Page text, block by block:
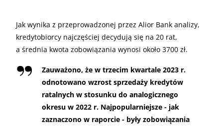
Jak wynika z przeprowadzonej przez Alior Bank analizy,
kredytobiorcy najczęściej decydują się na 20 rat,
a średnia kwota zobowiązania wynosi około 3700 zł.
Zauważono, że w trzecim kwartale 2023 r.
odnotowano wzrost sprzedaży kredytów
ratalnych w stosunku do analogicznego
okresu w 2022 r. Najpopularniejsze - jak
zaznaczono w raporcie - były zobowiązania